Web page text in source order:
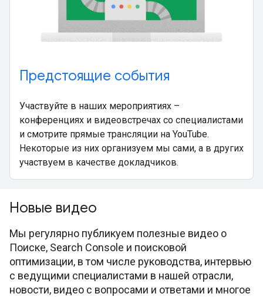
Предстоящие события
Участвуйте в наших мероприятиях –
конференциях и видеовстречах со специалистами
и смотрите прямые трансляции на YouTube.
Некоторые из них организуем мы сами, а в других
участвуем в качестве докладчиков.
Новые видео
Мы регулярно публикуем полезные видео о
Поиске, Search Console и поисковой
оптимизации, в том числе руководства, интервью
с ведущими специалистами в нашей отрасли,
новости, видео с вопросами и ответами и многое